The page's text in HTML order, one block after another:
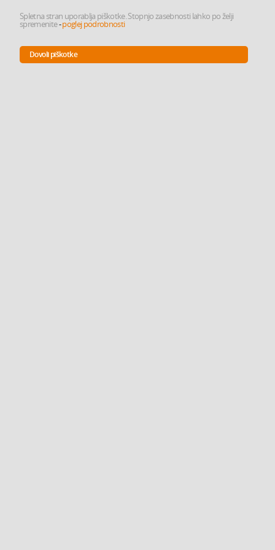
Spletna stran uporablja piškotke. Stopnjo zasebnosti lahko po želji
spremenite-poglej podrobnosti
Dovoli piškotke